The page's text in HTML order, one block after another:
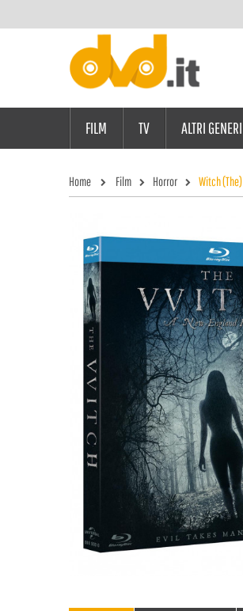
FILM TV ALTRI GENERI
Home Film Horror Witch (The)